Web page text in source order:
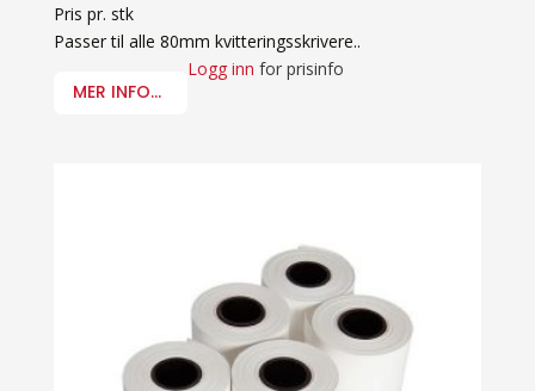
Pris pr. stk
Passer til alle 80mm kvitteringsskrivere..
MER INFO...
Logg inn for prisinfo